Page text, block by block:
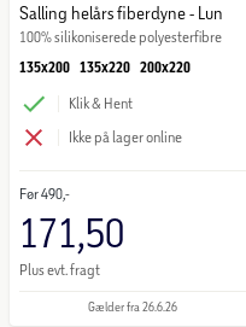
Salling helårs fiberdyne - Lun
100% silikoniserede polyesterfibre
135x200 135x220 200x220
Klik & Hent
Ikke på lager online
Før490,-
171,50
Plus evt. fragt
Gælder fra 26.6.26